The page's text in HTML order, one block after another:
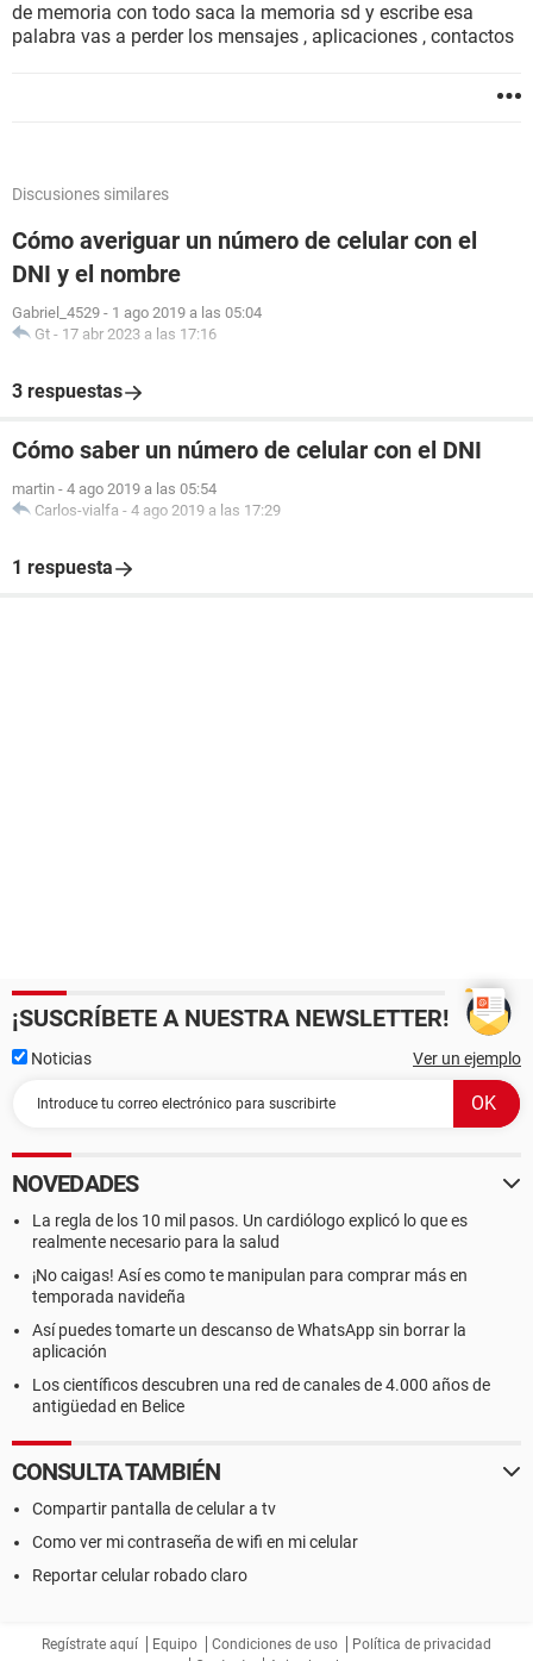
de memoria con todo saca la memoria sd y escribe esa
palabra vas a perder los mensajes , aplicaciones , contactos
Discusiones similares
Cómo averiguar un número de celular con el
DNI y el nombre
Gabriel_4529 - 1 ago 2019 a las 05:04
Gt - 17 abr 2023 a las 17:16
3 respuestas
Cómo saber un número de celular con el DNI
martin - 4 ago 2019 a las 05:54
Carlos-vialfa - 4 ago 2019 a las 17:29
1 respuesta
¡SUSCRÍBETE A NUESTRA NEWSLETTER!
Noticias Ver un ejemplo
NOVEDADES
La regla de los 10 mil pasos. Un cardiólogo explicó lo que es
realmente necesario para la salud
¡No caigas! Así es como te manipulan para comprar más en
temporada navideña
Así puedes tomarte un descanso de WhatsApp sin borrar la
aplicación
Los científicos descubren una red de canales de 4.000 años de
antigüedad en Belice
CONSULTA TAMBIÉN
Compartir pantalla de celular a tv
Como ver mi contraseña de wifi en mi celular
Reportar celular robado claro
Regístrate aquí Equipo Condiciones de uso
Política de privacidad